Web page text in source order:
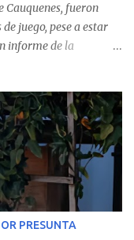
Cauquenes, fueron
juego, pese a estar
informe de la
administran o
por un
2024 y junio de 2025.
de Cauquenes se
en este tipo de
los casos
de Chanco,
PRESUNTA